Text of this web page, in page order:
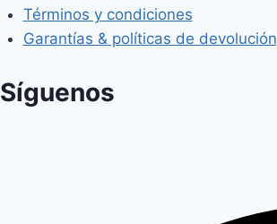
Términos y condiciones
Garantías & políticas de devolución
Síguenos